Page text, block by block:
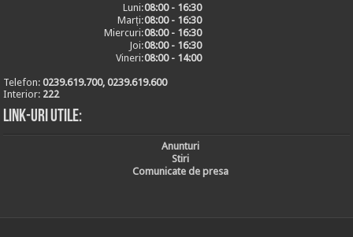
Luni:08:00 - 16:30
Marți:08:00 - 16:30
Miercuri:08:00 - 16:30
Joi:08:00 - 16:30
Vineri:08:00 - 14:00
Telefon:0239.619.700, 0239.619.600
Interior: 222
Link-uri utile:
Anunturi
Stiri
Comunicate de presa